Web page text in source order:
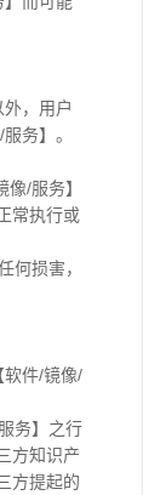
，用户
务】。
/服务】
常执行或
何损害，
软件/镜像/
务】之行
方知识产
方提起的